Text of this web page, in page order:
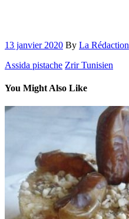
13 janvier 2020 By La Rédaction
Assida pistache Zrir Tunisien
You Might Also Like